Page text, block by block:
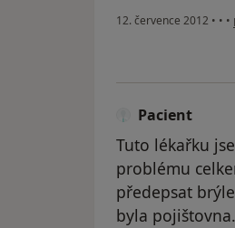
12. července 2012 • • •
Pacient
Tuto lékařku
problému
předepsat
byla pojištovna.